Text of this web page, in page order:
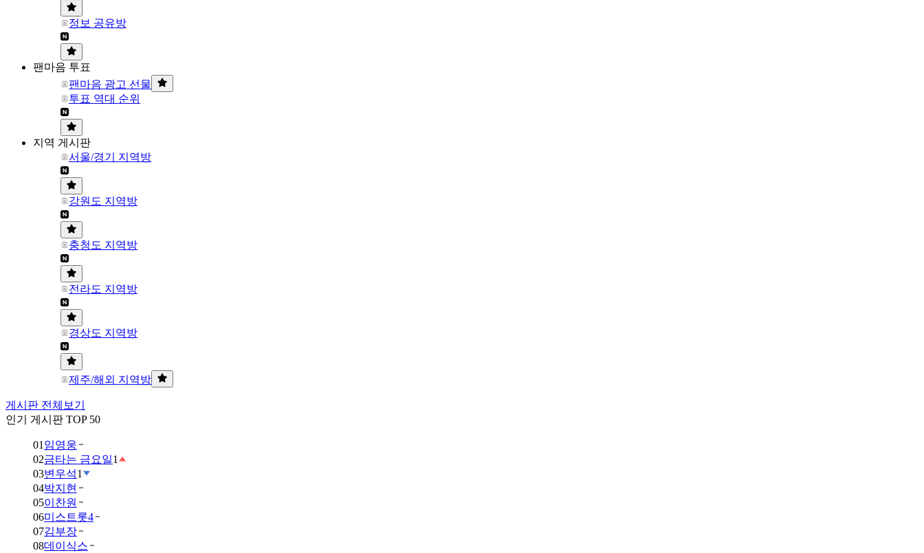
정보 공유방
팬마음 투표
팬마음 광고 선물
투표 역대 순위
지역 게시판
서울/경기 지역방
강원도 지역방
충청도 지역방
전라도 지역방
경상도 지역방
제주/해외 지역방
게시판 전체보기
인기 게시판 TOP 50
01 임영웅
02금타는 금요일1
03변우석1
04박지현
05이찬원
06미스트롯4
07김부장
08데이식스